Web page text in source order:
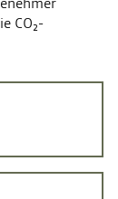
CO₂-